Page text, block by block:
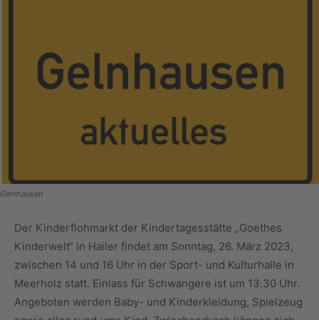
Gelnhausen
Der Kinderflohmarkt der Kindertagesstätte „Goethes
Kinderwelt“ in Hailer findet am Sonntag, 26. März 2023,
zwischen 14 und 16 Uhr in der Sport- und Kulturhalle in
Meerholz statt. Einlass für Schwangere ist um 13.30 Uhr.
Angeboten werden Baby- und Kinderkleidung, Spielzeug